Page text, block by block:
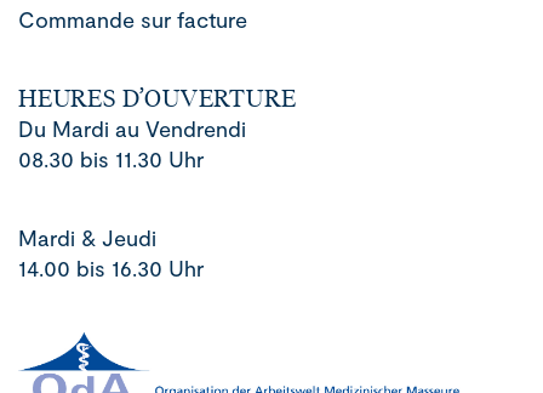
Commande sur facture
HEURES D’OUVERTURE
Du Mardi au Vendrendi
08.30 bis 11.30 Uhr
Mardi & Jeudi
14.00 bis 16.30 Uhr